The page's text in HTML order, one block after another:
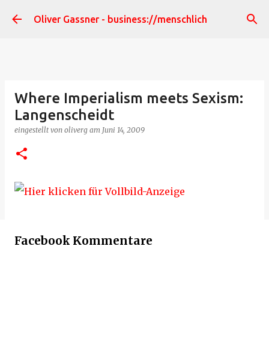
Direkt zum Hauptbereich
Oliver Gassner - business://menschlich
Where Imperialism meets Sexism:
Langenscheidt
eingestellt von oliverg am Juni 14, 2009
Facebook Kommentare